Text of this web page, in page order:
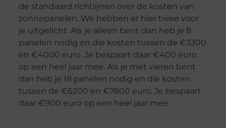
de standaard richtlijnen over de kosten van
zonnepanelen. We hebben er hier twee voor
je uitgelicht. Als je alleen bent dan heb je 8
panelen nodig en die kosten tussen de €3300
en €4000 euro. Je bespaart daar €400 euro
op een heel jaar mee. Als je met vieren bent
dan heb je 18 panelen nodig en die kosten
tussen de €6200 en €7800 euro. Je bespaart
daar €900 euro op een heel jaar mee.